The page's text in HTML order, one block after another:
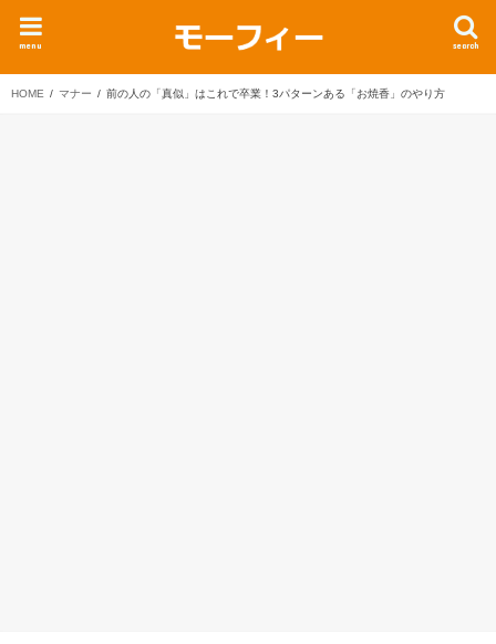
search
menu
HOME マナー 前の人の「真似」はこれで卒業！3パターンある「お焼香」のやり方